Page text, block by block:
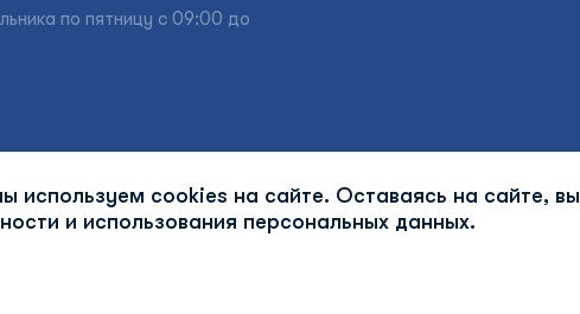
используем cookies на сайте. Оставаясь на сайте, вы
и использования персональных данных.
по пятницу с 09:00 до
Противодействие коррупции